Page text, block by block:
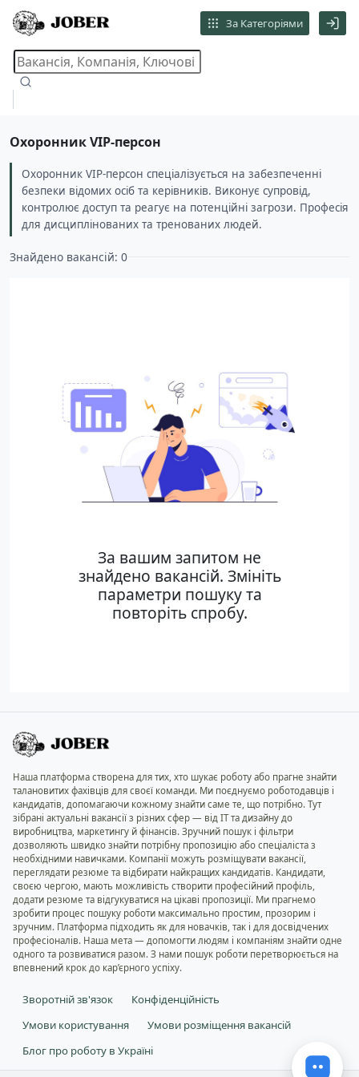
За Категоріями
Охоронник VIP-персон
Охоронник VIP-персон спеціалізується на забезпеченні
безпеки відомих осіб та керівників. Виконує супровід,
контролює доступ та реагує на потенційні загрози. Професія
для дисциплінованих та тренованих людей.
Знайдено вакансій: 0
За вашим запитом не
знайдено вакансій. Змініть
параметри пошуку та
повторіть спробу.
Наша платформа створена для тих, хто шукає роботу або прагне знайти
талановитих фахівців для своєї команди. Ми поєднуємо роботодавців і
кандидатів, допомагаючи кожному знайти саме те, що потрібно. Тут
зібрані актуальні вакансії з різних сфер — від IT та дизайну до
виробництва, маркетингу й фінансів. Зручний пошук і фільтри
дозволяють швидко знайти потрібну пропозицію або спеціаліста з
необхідними навичками. Компанії можуть розміщувати вакансії,
переглядати резюме та відбирати найкращих кандидатів. Кандидати,
своєю чергою, мають можливість створити професійний профіль,
додати резюме та відгукуватися на цікаві пропозиції. Ми прагнемо
зробити процес пошуку роботи максимально простим, прозорим і
зручним. Платформа підходить як для новачків, так і для досвідчених
професіоналів. Наша мета — допомогти людям і компаніям знайти одне
одного та розвиватися разом. З нами пошук роботи перетворюється на
впевнений крок до кар’єрного успіху.
Зворотній зв'язок
Конфіденційність
Умови користування
Умови розміщення вакансій
Блог про роботу в Україні